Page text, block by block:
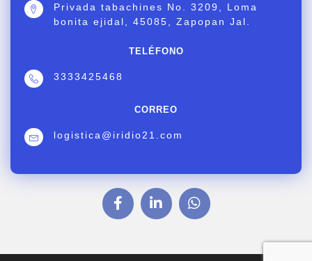
Privada tabachines No. 3209, Loma
bonita ejidal, 45085, Zapopan Jal.
TELÉFONO
3333425468
CORREO
logistica@iridio21.com